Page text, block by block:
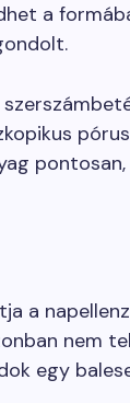
a
a
nem
egy